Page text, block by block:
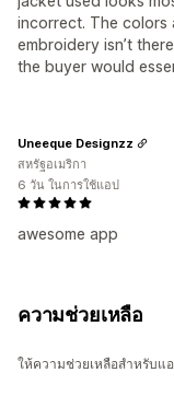
incorrect. The colors
embroidery isn’t
the buyer would
awesome app
Uneeque Designzz
สหรัฐอเมริกา
6 วัน ในการใช้แอป
ความช่วยเหลือ
ให้ความช่วยเหลือสำหรับแ